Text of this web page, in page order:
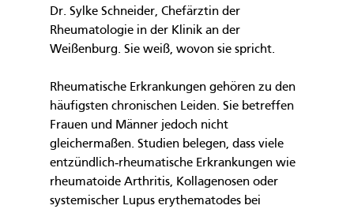
Dr. Sylke Schneider, Chefärztin der
Rheumatologie in der Klinik an der
Weißenburg. Sie weiß, wovon sie spricht.
Rheumatische Erkrankungen gehören zu den
häufigsten chronischen Leiden. Sie betreffen
Frauen und Männer jedoch nicht
gleichermaßen. Studien belegen, dass viele
entzündlich‑rheumatische Erkrankungen wie
rheumatoide Arthritis, Kollagenosen oder
systemischer Lupus erythematodes bei